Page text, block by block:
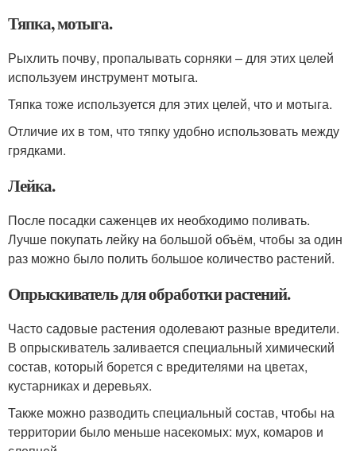
Тяпка, мотыга.
Рыхлить почву, пропалывать сорняки – для этих целей
используем инструмент мотыга.
Тяпка тоже используется для этих целей, что и мотыга.
Отличие их в том, что тяпку удобно использовать между
грядками.
Лейка.
После посадки саженцев их необходимо поливать.
Лучше покупать лейку на большой объём, чтобы за один
раз можно было полить большое количество растений.
Опрыскиватель для обработки растений.
Часто садовые растения одолевают разные вредители.
В опрыскиватель заливается специальный химический
состав, который борется с вредителями на цветах,
кустарниках и деревьях.
Также можно разводить специальный состав, чтобы на
территории было меньше насекомых: мух, комаров и